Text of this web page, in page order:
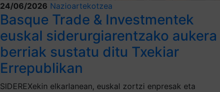
24/06/2026 Nazioartekotzea
Basque Trade & Investmentek
euskal siderurgiarentzako aukera
berriak sustatu ditu Txekiar
Errepublikan
SIDEREXekin elkarlanean, euskal zortzi enpresak eta